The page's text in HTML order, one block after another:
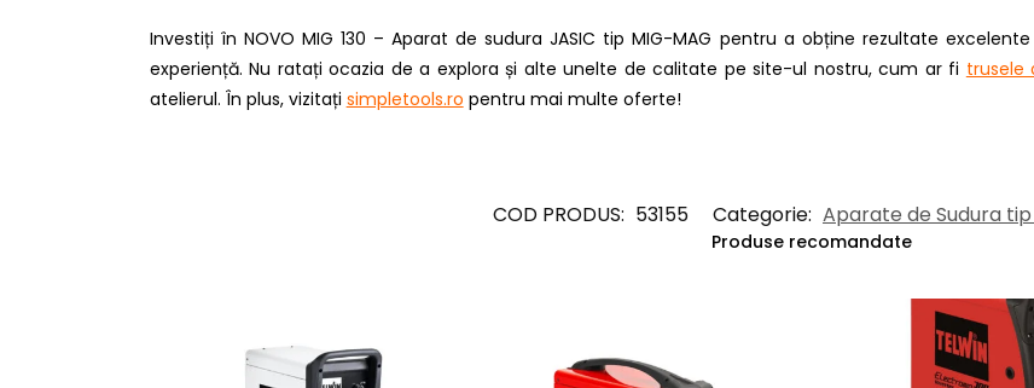
Investiți în NOVO MIG 130 – Aparat de sudura JASIC tip MIG-MAG pentru a obține rezultate
experiență. Nu ratați ocazia de a explora și alte unelte de calitate pe site-ul nostru, cum ar fi trusele
atelierul. În plus, vizitați simpletools.ro pentru mai multe oferte!
COD PRODUS: 53155 Categorie: Aparate de Sudura
Produse recomandate